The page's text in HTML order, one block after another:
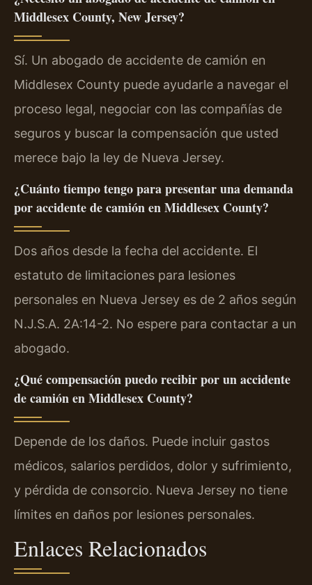
Middlesex County, New Jersey?
Sí. Un abogado de accidente de camión en
Middlesex County puede ayudarle a navegar el
proceso legal, negociar con las compañías de
seguros y buscar la compensación que usted
merece bajo la ley de Nueva Jersey.
¿Cuánto tiempo tengo para presentar una demanda
por accidente de camión en Middlesex County?
Dos años desde la fecha del accidente. El
estatuto de limitaciones para lesiones
personales en Nueva Jersey es de 2 años según
N.J.S.A. 2A:14-2. No espere para contactar a un
abogado.
¿Qué compensación puedo recibir por un accidente
de camión en Middlesex County?
Depende de los daños. Puede incluir gastos
médicos, salarios perdidos, dolor y sufrimiento,
y pérdida de consorcio. Nueva Jersey no tiene
límites en daños por lesiones personales.
Enlaces Relacionados